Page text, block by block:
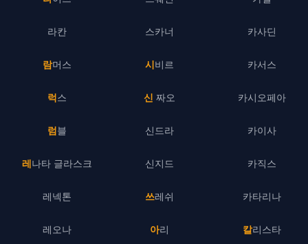
라칸
람머스
럭스
럼블
레나타 글라스크
레넥톤
레오나
스카너
시비르
신 짜오
신드라
신지드
쓰레쉬
아리
카사딘
카서스
카시오페아
카이사
카직스
카타리나
칼리스타